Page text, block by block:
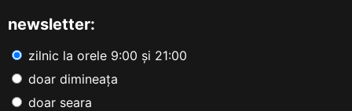
newsletter:
zilnic la orele 9:00 și 21:00
doar dimineața
doar seara